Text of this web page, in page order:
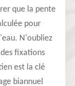
que la pente
pour
N'oubliez
fixations
est la clé
biannuel